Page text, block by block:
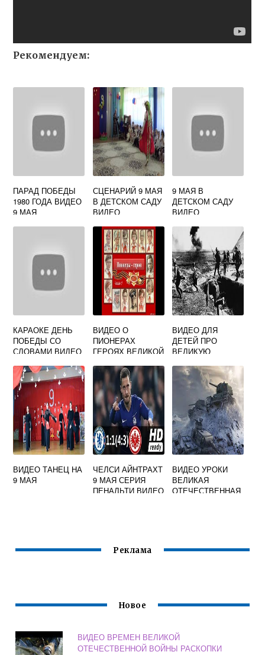
Рекомендуем:
ПАРАД ПОБЕДЫ
1980 ГОДА ВИДЕО
9 МАЯ
СЦЕНАРИЙ 9 МАЯ
В ДЕТСКОМ САДУ
ВИДЕО
9 МАЯ В
ДЕТСКОМ САДУ
ВИДЕО
КАРАОКЕ ДЕНЬ
ПОБЕДЫ СО
СЛОВАМИ ВИДЕО
ВИДЕО О
ПИОНЕРАХ
ГЕРОЯХ ВЕЛИКОЙ
ВОЙНЫ
ВИДЕО ДЛЯ
ДЕТЕЙ ПРО
ВЕЛИКУЮ
ВОЙНУ
ВИДЕО ТАНЕЦ НА
9 МАЯ
ЧЕЛСИ АЙНТРАХТ
9 МАЯ СЕРИЯ
ПЕНАЛЬТИ ВИДЕО
ВИДЕО УРОКИ
ВЕЛИКАЯ
ОТЕЧЕСТВЕННАЯ
Реклама
Новое
ВИДЕО ВРЕМЕН ВЕЛИКОЙ
ОТЕЧЕСТВЕННОЙ ВОЙНЫ РАСКОПКИ